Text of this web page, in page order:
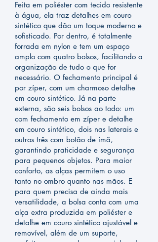
Feita em poliéster com tecido resistente
à água, ela traz detalhes em couro
sintético que dão um toque moderno e
sofisticado. Por dentro, é totalmente
forrada em nylon e tem um espaço
amplo com quatro bolsos, facilitando a
organização de tudo o que for
necessário. O fechamento principal é
por zíper, com um charmoso detalhe
em couro sintético. Já na parte
externa, são seis bolsos ao todo: um
com fechamento em zíper e detalhe
em couro sintético, dois nas laterais e
outros três com botão de ímã,
garantindo praticidade e segurança
para pequenos objetos. Para maior
conforto, as alças permitem o uso
tanto no ombro quanto nas mãos. E
para quem precisa de ainda mais
versatilidade, a bolsa conta com uma
alça extra produzida em poliéster e
detalhe em couro sintético ajustável e
removível, além de um suporte,